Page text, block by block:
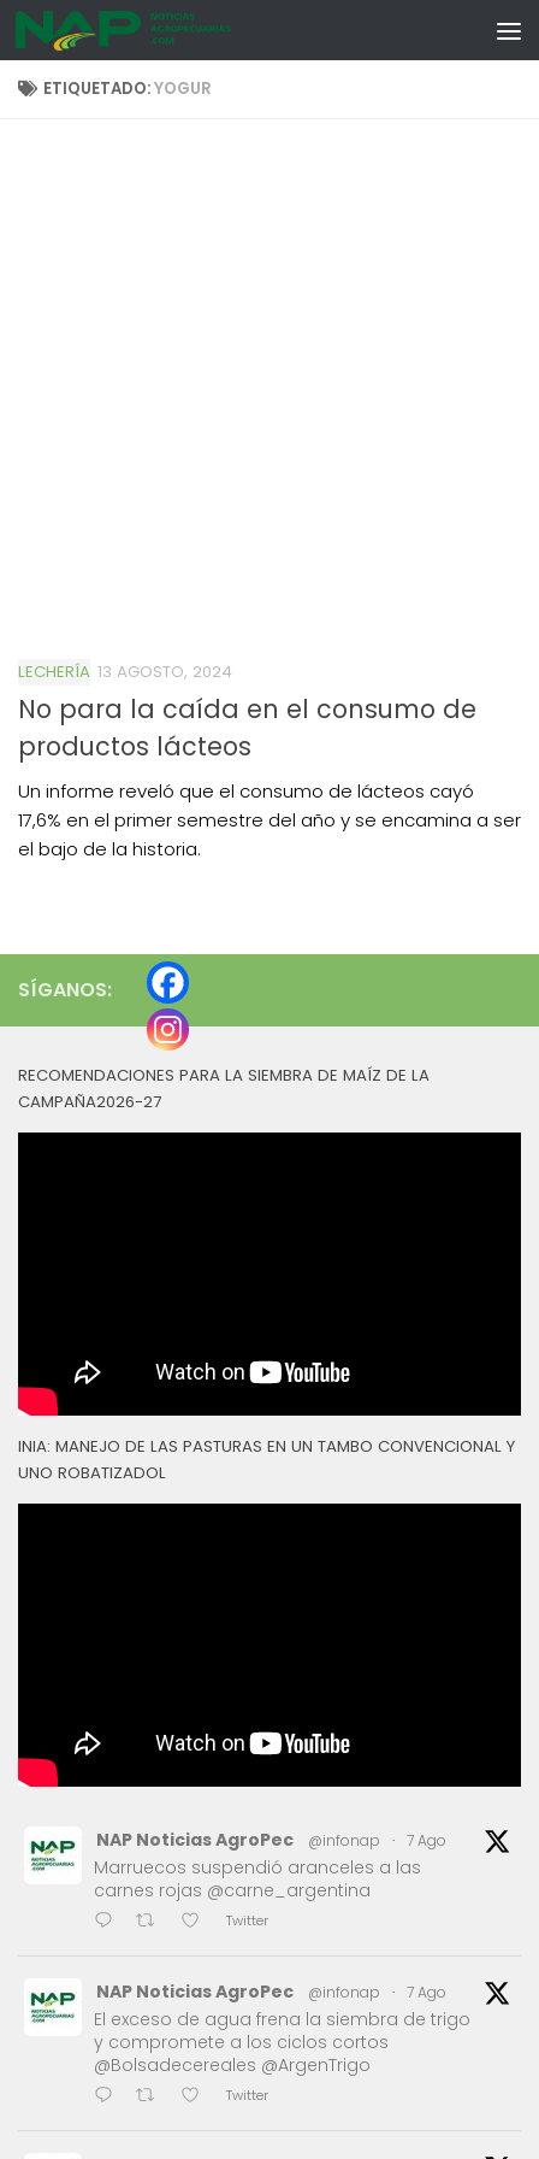
Skip to content
ETIQUETADO:YOGUR
LECHERÍA 13 AGOSTO, 2024
No para la caída en el consumo de
productos lácteos
Un informe reveló que el consumo de lácteos cayó
17,6% en el primer semestre del año y se encamina a ser
el bajo de la historia.
SÍGANOS:
RECOMENDACIONES PARA LA SIEMBRA DE MAÍZ DE LA
CAMPAÑA2026-27
INIA: MANEJO DE LAS PASTURAS EN UN TAMBO CONVENCIONAL Y
UNO ROBATIZADOL
NAP Noticias AgroPec @infonap · 7 Ago
Marruecos suspendió aranceles a las
carnes rojas @carne_argentina
Twitter
NAP Noticias AgroPec @infonap · 7 Ago
El exceso de agua frena la siembra de trigo
y compromete a los ciclos cortos
@Bolsadecereales @ArgenTrigo
Twitter